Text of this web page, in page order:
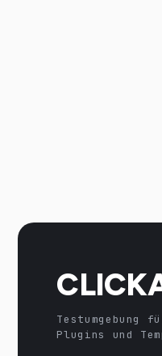
Testumgebung
Plugins und